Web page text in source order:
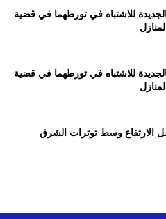
للاشتباه في تورطهما في قضية
للاشتباه في تورطهما في قضية
الارتفاع وسط توترات الشرق